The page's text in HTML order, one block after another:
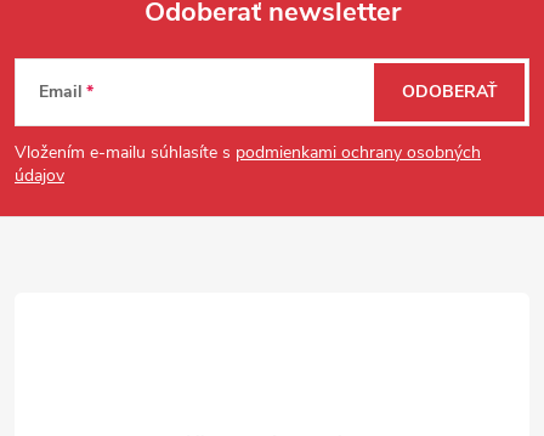
Zápätie
Odoberať newsletter
Email
Vložením e-mailu súhlasíte s podmienkami ochrany osobných
údajov
ODOBERAŤ